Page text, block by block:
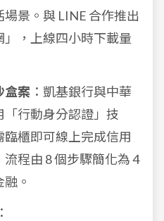
景。與 LINE 合作推出
」，上線四小時下載量
盒案 ：凱基銀行與中華
「行動身分認證」技
櫃即可線上完成信用
程由 8 個步驟簡化為 4
。
：